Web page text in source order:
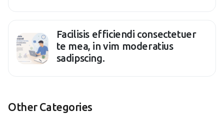
Facilisis efficiendi consectetuer
te mea, in vim moderatius
sadipscing.
Other Categories